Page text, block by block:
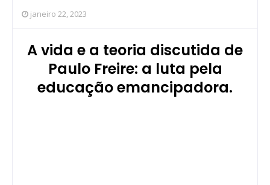
janeiro 22, 2023
A vida e a teoria discutida de
Paulo Freire: a luta pela
educação emancipadora.